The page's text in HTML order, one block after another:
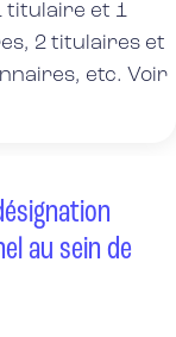
titulaire et 1
, 2 titulaires et
etc. Voir
au sein de